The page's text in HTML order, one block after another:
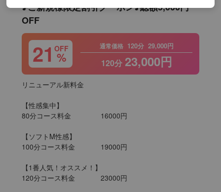
♪ご新規様限定割引クーポン♪総額5,000円
OFF
21 OFF
%
通常価格 120分 29,000円
120分 23,000円
リニューアル新料金
【性感集中】
80分コース料金		16000円
【ソフトM性感】
100分コース料金		19000円
【1番人気！オススメ！】
120分コース料金		23000円